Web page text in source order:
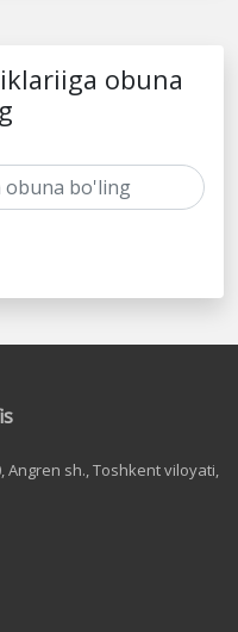
obuna
Angren sh., Toshkent viloyati,